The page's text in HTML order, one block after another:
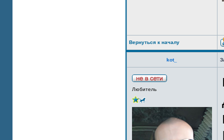
Вернуться к началу
kot_
Любитель